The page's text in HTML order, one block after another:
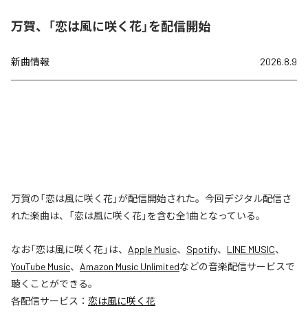
万賀、「恋は風に咲く花」を配信開始
新曲情報 2026.8.9
万賀の「恋は風に咲く花」が配信開始された。今回デジタル配信さ
れた楽曲は、「恋は風に咲く花」を含む全1曲となっている。
なお「恋は風に咲く花」は、 Apple Music、 Spotify、 LINE MUSIC、
YouTube Music、 Amazon Music Unlimitedなどの音楽配信サービスで
聴くことができる。
各配信サービス： 恋は風に咲く花